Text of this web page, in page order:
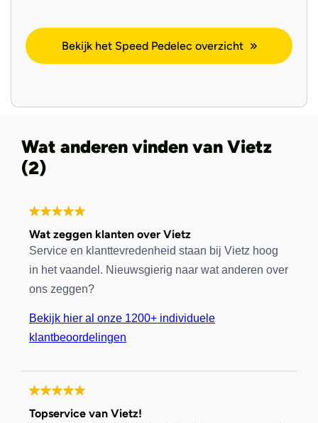
Bekijk het Speed Pedelec overzicht
Wat anderen vinden van Vietz
(2)
Wat zeggen klanten over Vietz
Service en klanttevredenheid staan bij Vietz hoog
in het vaandel. Nieuwsgierig naar wat anderen over
ons zeggen?
Bekijk hier al onze 1200+ individuele
klantbeoordelingen
Topservice van Vietz!